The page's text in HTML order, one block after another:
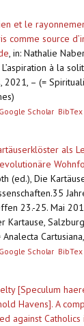
et le
comme source
, in: Nathalie
à la
2021, – (=
Google Scholar BibTex
als
(ed.), Die
23.-25. Mai
Kartause,
Google Scholar BibTex
[Speculum
Havens]. A
against Catholics